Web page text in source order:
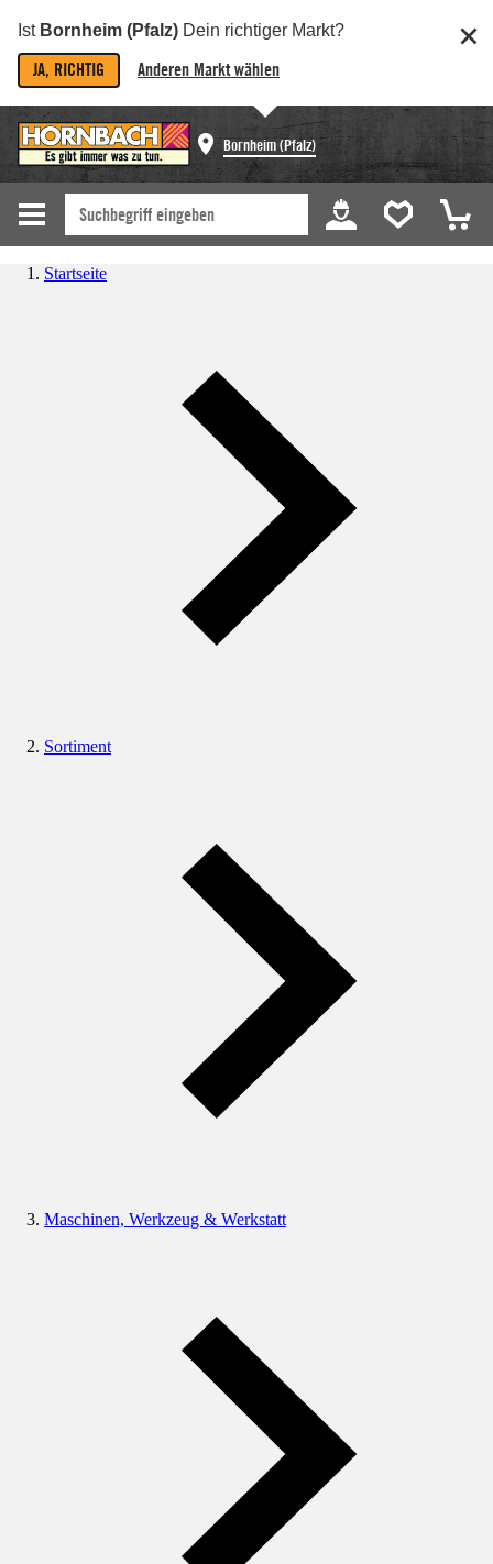
Ist Bornheim (Pfalz) Dein richtiger Markt?
JA, RICHTIG Anderen Markt wählen
Bornheim (Pfalz)
Startseite
Sortiment
Maschinen, Werkzeug & Werkstatt